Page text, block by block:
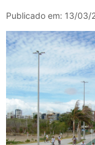
Publicado em: 13/03/